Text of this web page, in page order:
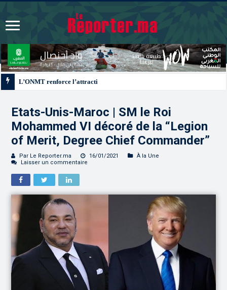
Etats-Unis-Maroc | SM le Roi
Mohammed VI décoré de la “Legion
of Merit, Degree Chief Commander”
Par Le Reporter.ma 16/01/2021
À la Une
Laisser un commentaire